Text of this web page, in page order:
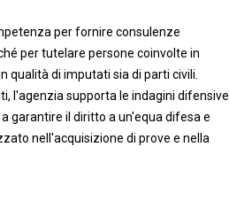
per fornire consulenze
per tutelare persone coinvolte in
qualità di imputati sia di parti civili.
l'agenzia supporta le indagini difensive
garantire il diritto a un'equa difesa e
nell'acquisizione di prove e nella